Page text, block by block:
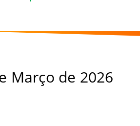
Março de 2026